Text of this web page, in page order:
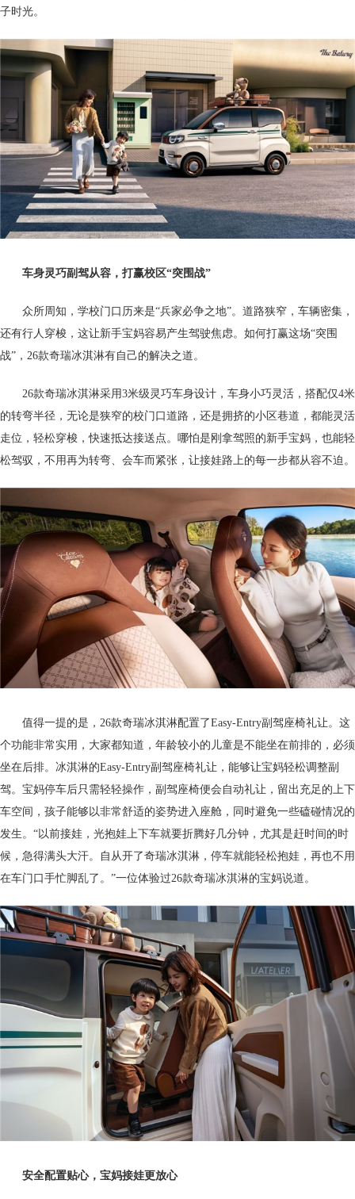
子时光。
车身灵巧副驾从容，打赢校区“突围战”
众所周知，学校门口历来是“兵家必争之地”。道路狭窄，车辆密集，
还有行人穿梭，这让新手宝妈容易产生驾驶焦虑。如何打赢这场“突围
战”，26款奇瑞冰淇淋有自己的解决之道。
26款奇瑞冰淇淋采用3米级灵巧车身设计，车身小巧灵活，搭配仅4米
的转弯半径，无论是狭窄的校门口道路，还是拥挤的小区巷道，都能灵活
走位，轻松穿梭，快速抵达接送点。哪怕是刚拿驾照的新手宝妈，也能轻
松驾驭，不用再为转弯、会车而紧张，让接娃路上的每一步都从容不迫。
值得一提的是，26款奇瑞冰淇淋配置了Easy-Entry副驾座椅礼让。这
个功能非常实用，大家都知道，年龄较小的儿童是不能坐在前排的，必须
坐在后排。冰淇淋的Easy-Entry副驾座椅礼让，能够让宝妈轻松调整副
驾。宝妈停车后只需轻轻操作，副驾座椅便会自动礼让，留出充足的上下
车空间，孩子能够以非常舒适的姿势进入座舱，同时避免一些磕碰情况的
发生。“以前接娃，光抱娃上下车就要折腾好几分钟，尤其是赶时间的时
候，急得满头大汗。自从开了奇瑞冰淇淋，停车就能轻松抱娃，再也不用
在车门口手忙脚乱了。”一位体验过26款奇瑞冰淇淋的宝妈说道。
安全配置贴心，宝妈接娃更放心